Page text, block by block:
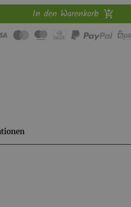
In den Warenkorb